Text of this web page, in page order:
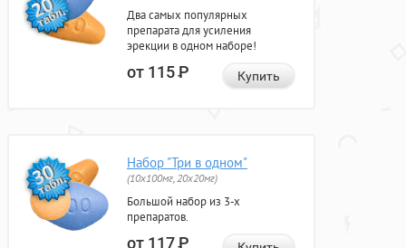
Два самых популярных
препарата для усиления
эрекции в одном наборе!
от 115Р Купить
Набор "Три в одном"
(10x100мг, 20x20мг)
Большой набор из 3-х
препаратов.
от 117Р